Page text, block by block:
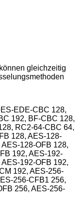
gleichzeitig
EDE-CBC 128,
192, BF-CBC 128,
RC2-64-CBC 64,
128, AES-128-
128-OFB 128,
192, AES-192-
192-OFB 192,
192, AES-256-
256-CFB1 256,
256, AES-256-